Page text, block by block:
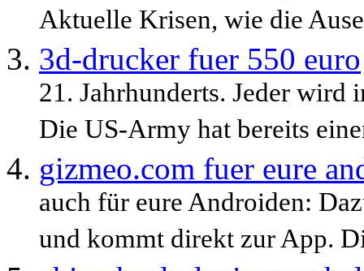
Aktuelle Krisen, wie die
3d-drucker fuer 550 euro
21. Jahrhunderts. Jeder wird
Die US-Army hat bereits
gizmeo.com fuer eure
auch für eure Androiden:
und kommt direkt zur App.